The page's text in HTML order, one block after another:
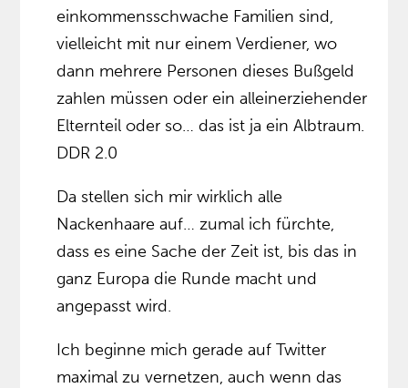
einkommensschwache Familien sind,
vielleicht mit nur einem Verdiener, wo
dann mehrere Personen dieses Bußgeld
zahlen müssen oder ein alleinerziehender
Elternteil oder so… das ist ja ein Albtraum.
DDR 2.0
Da stellen sich mir wirklich alle
Nackenhaare auf… zumal ich fürchte,
dass es eine Sache der Zeit ist, bis das in
ganz Europa die Runde macht und
angepasst wird.
Ich beginne mich gerade auf Twitter
maximal zu vernetzen, auch wenn das